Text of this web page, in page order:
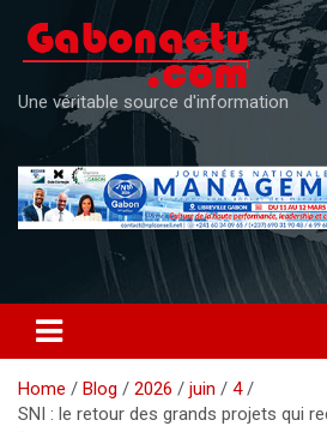
content
Une véritable source d'information
Home Blog 2026 juin
4
SNI : le retour des grands projets qui